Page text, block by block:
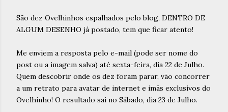
São dez Ovelhinhos espalhados pelo blog, DENTRO DE
ALGUM DESENHO já postado, tem que ficar atento!
Me enviem a resposta pelo e-mail (pode ser nome do
post ou a imagem salva) até sexta-feira, dia 22 de Julho.
Quem descobrir onde os dez foram parar, vão concorrer
a um retrato para avatar de internet e imãs exclusivos do
Ovelhinho! O resultado sai no Sábado, dia 23 de Julho.